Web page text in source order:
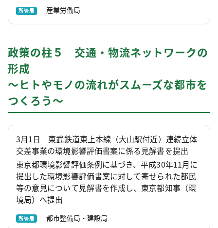
所管局 産業労働局
政策の柱５ 交通・物流ネットワークの
形成
～ヒトやモノの流れがスムーズな都市を
つくろう～
3月1日 東武鉄道東上本線（大山駅付近）連続立体
交差事業の環境影響評価書案に係る見解書を提出
東京都環境影響評価条例に基づき、平成30年11月に
提出した環境影響評価書案に対して寄せられた都民
等の意見について見解書を作成し、東京都知事（環
境局）へ提出
所管局 都市整備局・建設局